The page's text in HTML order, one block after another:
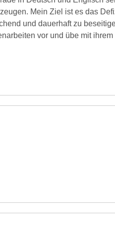
Mein Ziel ist es das
und dauerhaft zu
vor und übe mit ihrem